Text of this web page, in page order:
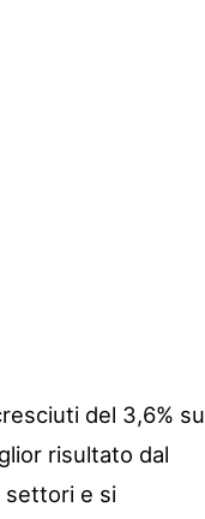
del 3,6% su
risultato dal
settori e si